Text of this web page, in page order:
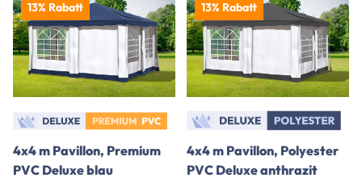
13% Rabatt
4x4 m Pavillon, Premium
PVC Deluxe blau
13% Rabatt
4x4 m Pavillon, Polyester
PVC Deluxe anthrazit